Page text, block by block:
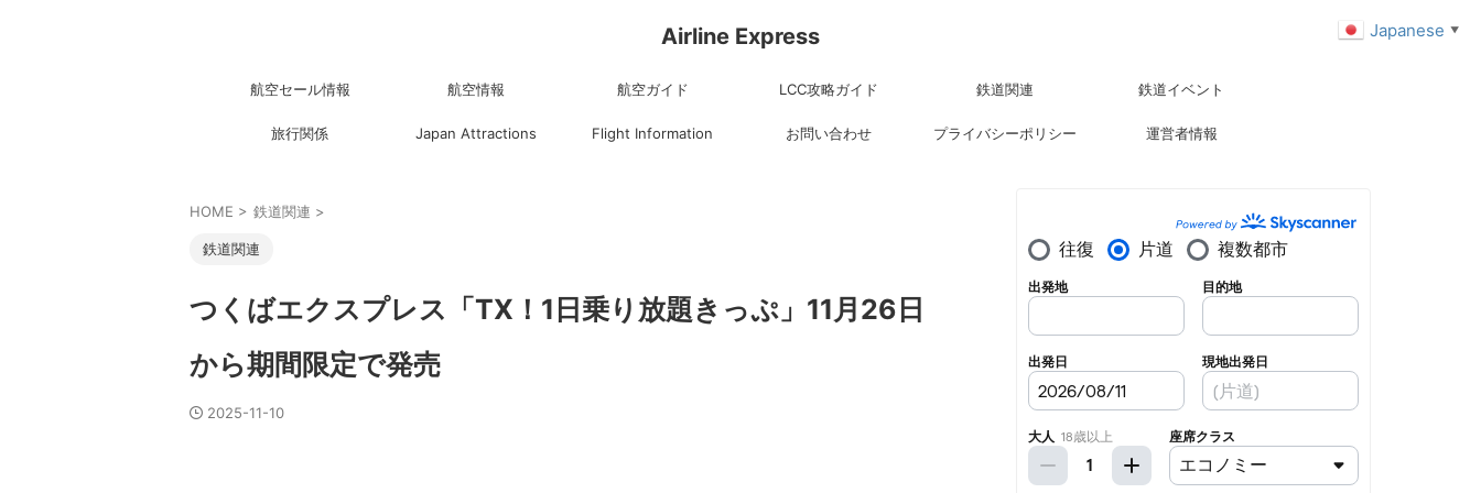
Airline Express
航空セール情報 航空情報 航空ガイド LCC攻略ガイド 鉄道関連 鉄道イベント
旅行関係 Japan Attractions Flight Information お問い合わせ プライバシーポリシー 運営者情報
HOME > 鉄道関連 >
鉄道関連
つくばエクスプレス「TX！1日乗り放題きっぷ」11月26日
から期間限定で発売
2025-11-10
Japanese ▼